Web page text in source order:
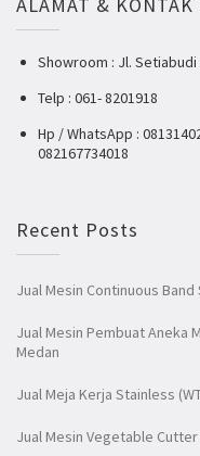
ALAMAT & KONTAK
Showroom : Jl. Setiabudi
Telp : 061- 8201918
Hp / WhatsApp :
082167734018
Recent Posts
Jual Mesin Continuous Band
Jual Mesin Pembuat Aneka
Medan
Jual Meja Kerja Stainless
Jual Mesin Vegetable Cutter